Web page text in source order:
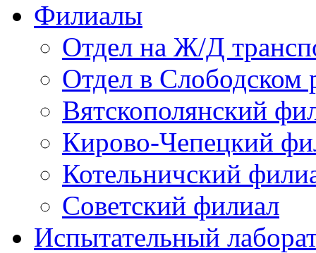
Филиалы
Отдел на Ж/Д
Отдел в Слободском
Вятскополянский
Кирово-Чепецкий
Котельничский
Советский филиал
Испытательный